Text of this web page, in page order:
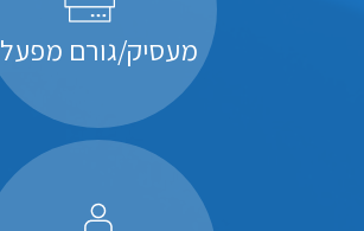
מעסיק/גורם מפעל